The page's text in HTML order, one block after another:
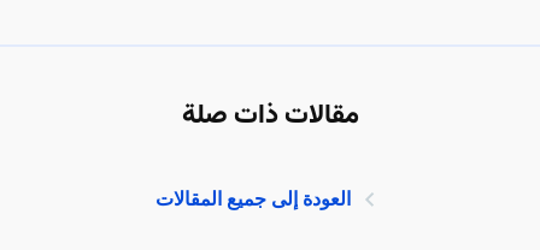
مقالات ذات صلة
العودة إلى جميع المقالات